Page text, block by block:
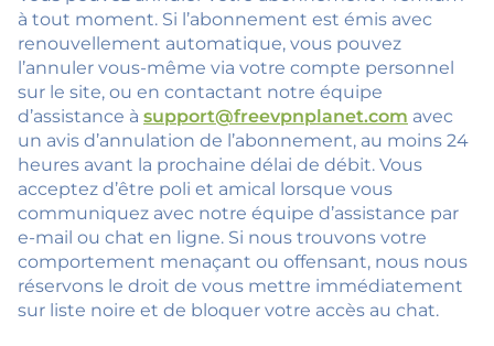
à tout moment. Si l’abonnement est émis avec
renouvellement automatique, vous pouvez
l’annuler vous-même via votre compte personnel
sur le site, ou en contactant notre équipe
d’assistance à support@freevpnplanet.com avec
un avis d’annulation de l’abonnement, au moins 24
heures avant la prochaine délai de débit. Vous
acceptez d’être poli et amical lorsque vous
communiquez avec notre équipe d’assistance par
e-mail ou chat en ligne. Si nous trouvons votre
comportement menaçant ou offensant, nous nous
réservons le droit de vous mettre immédiatement
sur liste noire et de bloquer votre accès au chat.